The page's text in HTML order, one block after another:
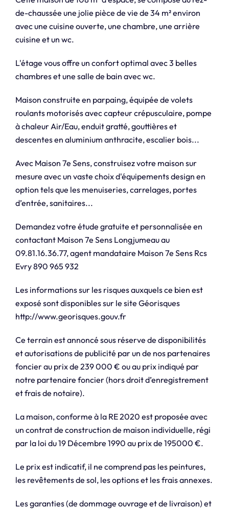
de-chaussée une jolie pièce de vie de 34 m² environ
avec une cuisine ouverte, une chambre, une arrière
cuisine et un wc.
L'étage vous offre un confort optimal avec 3 belles
chambres et une salle de bain avec wc.
Maison construite en parpaing, équipée de volets
roulants motorisés avec capteur crépusculaire, pompe
à chaleur Air/Eau, enduit gratté, gouttières et
descentes en aluminium anthracite, escalier bois...
Avec Maison 7e Sens, construisez votre maison sur
mesure avec un vaste choix d'équipements design en
option tels que les menuiseries, carrelages, portes
d’entrée, sanitaires...
Demandez votre étude gratuite et personnalisée en
contactant Maison 7e Sens Longjumeau au
09.81.16.36.77, agent mandataire Maison 7e Sens Rcs
Evry 890 965 932
Les informations sur les risques auxquels ce bien est
exposé sont disponibles sur le site Géorisques
http://www.georisques.gouv.fr
Ce terrain est annoncé sous réserve de disponibilités
et autorisations de publicité par un de nos partenaires
foncier au prix de 239 000 € ou au prix indiqué par
notre partenaire foncier (hors droit d’enregistrement
et frais de notaire).
La maison, conforme à la RE 2020 est proposée avec
un contrat de construction de maison individuelle, régi
par la loi du 19 Décembre 1990 au prix de 195000 €.
Le prix est indicatif, il ne comprend pas les peintures,
les revêtements de sol, les options et les frais annexes.
Les garanties (de dommage ouvrage et de livraison) et